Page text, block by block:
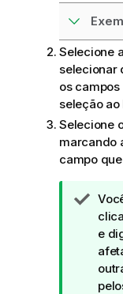
Selecione
selecionar
os
seleção
Selecione
marcando
campo
N
o
t
a
d
e
e